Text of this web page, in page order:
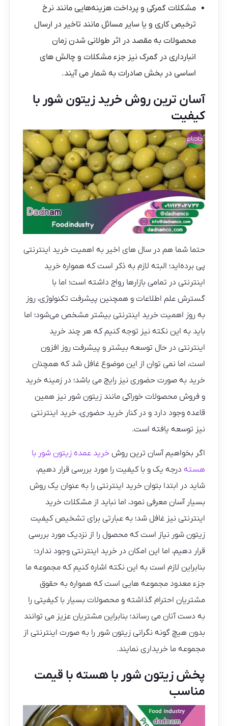
مشکلات گمرکی و پرداخت هزینه‌هایی مانند نرخ
ترخیص کاری و یا سایر مسائل مانند تاخیر در ارسال
محصولات به مقصد در اثر طولانی شدن زمان
انبارداری در گمرک نیز جزء مشکلات و چالش های
اساسی در بخش صادرات به شمار می آیند.
آسان ترین روش خرید زیتون شور با
کیفیت
حتما شما هم در سال های اخیر به اهمیت خرید اینترنتی
پی برده‌اید؛ البته لازم به ذکر است که همواره خرید
اینترنتی در تمامی بازارها رواج داشته است؛ اما با
گسترش علم اطلاعات و همچنین پیشرفت تکنولوژی، روز
به روز اهمیت خرید اینترنتی بیشتر مشخص می‌شود؛ اما
باید به این نکته نیز توجه کنیم که هر چند خرید
اینترنتی در حال توسعه بیشتر و پیشرفت روز افزون
است، اما نمی توان از این موضوع غافل شد که همچنان
خرید به صورت حضوری نیز رایج می باشد؛ در زمینه خرید
و فروش محصولات خوراکی مانند زیتون شور نیز همین
قاعده وجود دارد و در کنار خرید حضوری، خرید اینترنتی
نیز توسعه یافته است.
اگر بخواهیم آسان ترین روشخرید عمده زیتون شور با
هسته درجه یک و با کیفیت را مورد بررسی قرار دهیم،
شاید در ابتدا بتوان خرید اینترنتی را به عنوان یک روش
بسیار آسان معرفی نمود، اما نباید از مشکلات خرید
اینترنتی نیز غافل شد؛ به عبارتی برای تشخیص کیفیت
زیتون شور نیاز است که محصول را از نزدیک مورد بررسی
قرار دهیم، اما این امکان در خرید اینترنتی وجود ندارد؛
بنابراین لازم است به این نکته اشاره کنیم که مجموعه ما
جزء معدود مجموعه‌ هایی است که همواره به حقوق
مشتریان احترام گذاشته و محصولات بسیار با کیفیتی را
به دست آنان می رساند‌؛ بنابراین مشتریان عزیز می توانند
بدون هیچ گونه نگرانی زیتون شور را به صورت اینترنتی از
مجموعه ما خریداری نمایند.
پخش زیتون شور با هسته با قیمت
مناسب